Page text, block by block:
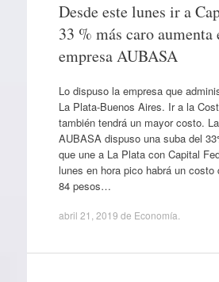
Desde este lunes ir a
33 % más caro aumenta
empresa AUBASA
Lo dispuso la empresa que
La Plata-Buenos Aires. Ir a la
también tendrá un mayor costo.
AUBASA dispuso una suba del
que une a La Plata con Capital
lunes en hora pico habrá un costo
84 pesos…
abril 21, 2019 de Economía